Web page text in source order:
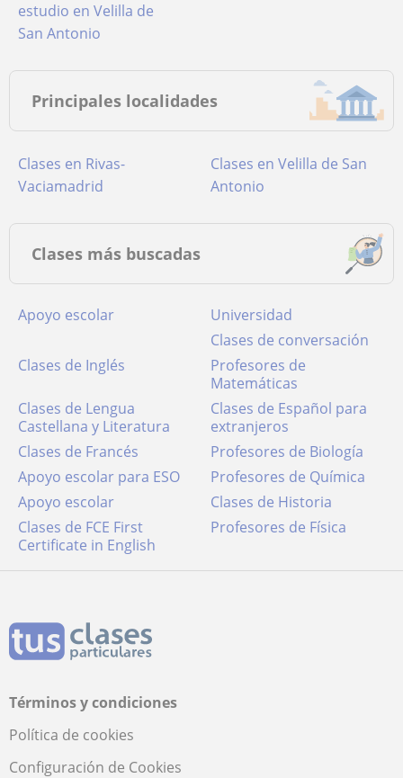
estudio en Velilla de
San Antonio
Principales localidades
Clases en Rivas-
Vaciamadrid
Clases en Velilla de San
Antonio
Clases más buscadas
Apoyo escolar
Universidad
Clases de conversación
Clases de Inglés
Profesores de
Matemáticas
Clases de Lengua
Castellana y Literatura
Clases de Español para
extranjeros
Clases de Francés
Profesores de Biología
Apoyo escolar para ESO
Profesores de Química
Apoyo escolar
Clases de Historia
Clases de FCE First
Certificate in English
Profesores de Física
Términos y condiciones
Política de cookies
Configuración de Cookies